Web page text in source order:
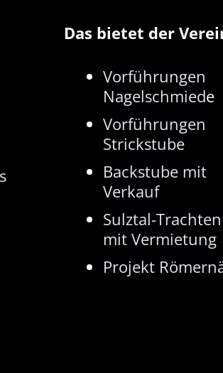
Das bietet der
Vorführungen
Nagelschmiede
Vorführungen
Strickstube
Backstube mit
Verkauf
Sulztal-Trachten
mit Vermietung
Projekt